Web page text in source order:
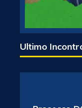
Ultimo